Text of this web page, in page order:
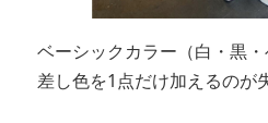
ベーシックカラー（白・黒・
差し色を1点だけ加えるのが